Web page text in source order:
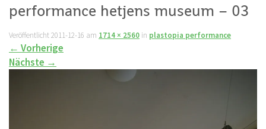
performance hetjens museum – 03
Veröffentlicht2011-12-16 am 1714 × 2560 in plastopia performance
← Vorherige
Nächste →